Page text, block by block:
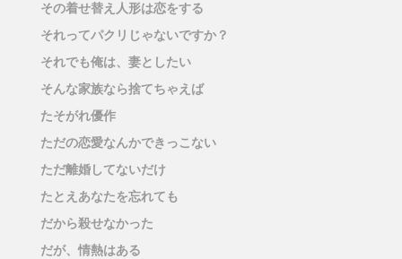
その着せ替え人形は恋をする
それってパクリじゃないですか？
それでも俺は、妻としたい
そんな家族なら捨てちゃえば
たそがれ優作
ただの恋愛なんかできっこない
ただ離婚してないだけ
たとえあなたを忘れても
だから殺せなかった
だが、情熱はある